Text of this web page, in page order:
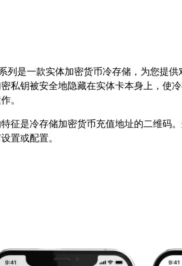
列是一款实体加密货币冷存储，为您提供
私钥被安全地隐藏在实体卡本身上，使
。
征是冷存储加密货币充值地址的二维码
置或配置。